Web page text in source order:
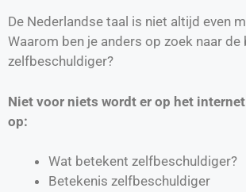
De Nederlandse taal is niet altijd even
Waarom ben je anders op zoek naar de
zelfbeschuldiger?
Niet voor niets wordt er op het
op:
Wat betekent zelfbeschuldiger?
Betekenis zelfbeschuldiger